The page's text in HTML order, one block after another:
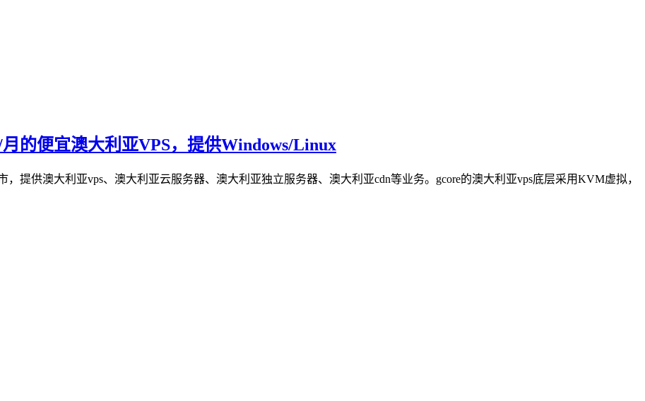
的便宜澳大利亚VPS，提供Windows/Linux
提供澳大利亚vps、澳大利亚云服务器、澳大利亚独立服务器、澳大利亚cdn等业务。gcore的澳大利亚vps底层采用KVM虚拟，